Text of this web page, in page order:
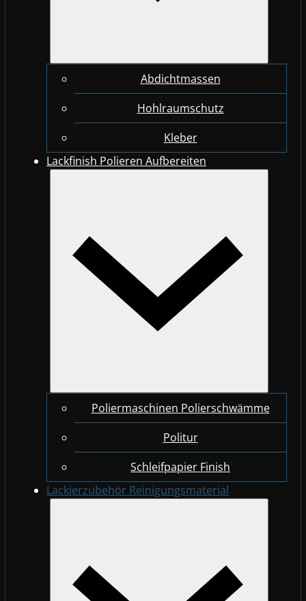
Abdichtmassen
Hohlraumschutz
Kleber
Lackfinish Polieren Aufbereiten
Poliermaschinen Polierschwämme
Politur
Schleifpapier Finish
Lackierzubehör Reinigungsmaterial